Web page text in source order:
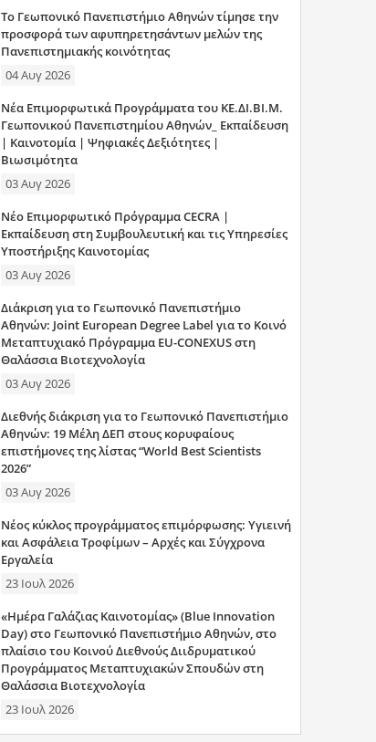
η
ς
Το Γεωπονικό Πανεπιστήμιο Αθηνών τίμησε την
προσφορά των αφυπηρετησάντων μελών της
Πανεπιστημιακής κοινότητας
04 Αυγ 2026
Νέα Επιμορφωτικά Προγράμματα του ΚΕ.ΔΙ.ΒΙ.Μ.
Γεωπονικού Πανεπιστημίου Αθηνών_ Εκπαίδευση
| Καινοτομία | Ψηφιακές Δεξιότητες |
Βιωσιμότητα
03 Αυγ 2026
Νέο Επιμορφωτικό Πρόγραμμα CECRA |
Εκπαίδευση στη Συμβουλευτική και τις Υπηρεσίες
Υποστήριξης Καινοτομίας
03 Αυγ 2026
Διάκριση για το Γεωπονικό Πανεπιστήμιο
Αθηνών: Joint European Degree Label για το Κοινό
Μεταπτυχιακό Πρόγραμμα EU-CONEXUS στη
Θαλάσσια Βιοτεχνολογία
03 Αυγ 2026
Διεθνής διάκριση για το Γεωπονικό Πανεπιστήμιο
Αθηνών: 19 Μέλη ΔΕΠ στους κορυφαίους
επιστήμονες της λίστας “World Best Scientists
2026”
03 Αυγ 2026
Νέος κύκλος προγράμματος επιμόρφωσης: Υγιεινή
και Ασφάλεια Τροφίμων – Αρχές και Σύγχρονα
Εργαλεία
23 Ιουλ 2026
«Ημέρα Γαλάζιας Καινοτομίας» (Blue Innovation
Day) στο Γεωπονικό Πανεπιστήμιο Αθηνών, στο
πλαίσιο του Κοινού Διεθνούς Διιδρυματικού
Προγράμματος Μεταπτυχιακών Σπουδών στη
Θαλάσσια Βιοτεχνολογία
23 Ιουλ 2026